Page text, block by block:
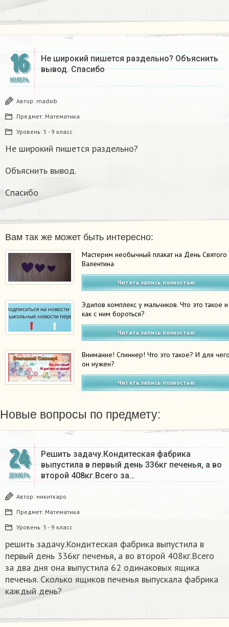
16
НОЯБРЬ
Не широкий пишется раздельно? Объяснить
вывод. Спасибо
Автор: madxib
Предмет: Математика
Уровень: 5 - 9 класс
Не широкий пишется раздельно?
Объяснить вывод.
Спасибо
Вам так же может быть интересно:
Мастерим необычный плакат на День Святого
Валентина
Читать запись полностью
Эдипов комплекс у мальчиков. Что это такое и
как с ним бороться?
Читать запись полностью
Внимание! Спиннер! Что это такое? И для
он нужен?
Читать запись полностью
Новые вопросы по предмету:
24
ДЕКАБРЬ
Решить задачу.Кондитеская фабрика
выпустила в первый день 336кг печенья, а во
второй 408кг.Всего за…
Автор: никиткаро
Предмет: Математика
Уровень: 5 - 9 класс
решить задачу.Кондитеская фабрика выпустила в
первый день 336кг печенья, а во второй 408кг.Всего
за два дня она выпустила 62 одинаковых ящика
печенья. Сколько ящиков печенья выпускала фабрика
каждый день?